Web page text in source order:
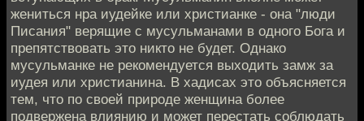
жениться нра иудейке или христианке - она "люди
Писания" верящие с мусульманами в одного Бога и
препятствовать это никто не будет. Однако
мусульманке не рекомендуется выходить замж за
иудея или христианина. В хадисах это объясняется
тем, что по своей природе женщина более
подвержена влиянию и может перестать соблюдать